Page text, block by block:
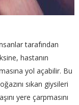
tarafından
hastanın
yol açabilir. Bu
sıkan giysileri
yere çarpmasını